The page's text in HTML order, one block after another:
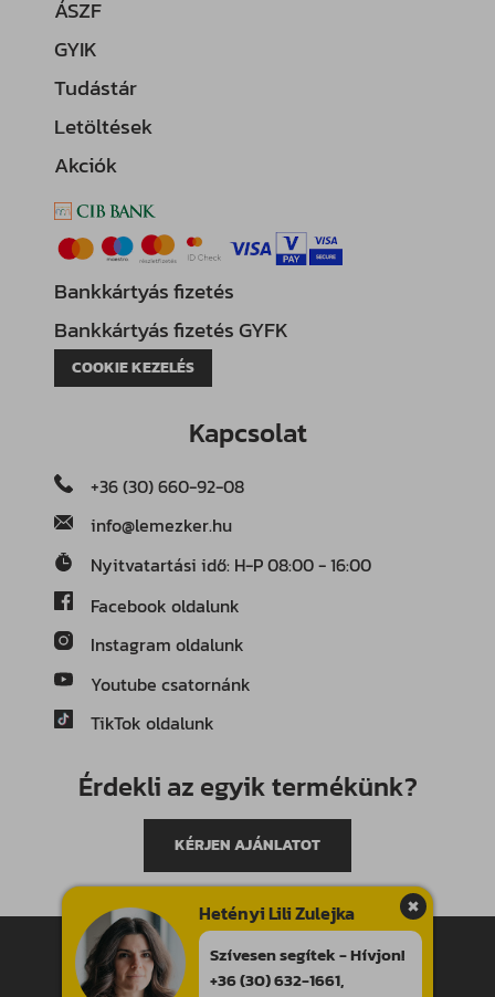
ÁSZF
GYIK
Tudástár
Letöltések
Akciók
Bankkártyás fizetés
Bankkártyás fizetés GYFK
COOKIE KEZELÉS
Kapcsolat
+36 (30) 660-92-08
info@lemezker.hu
Nyitvatartási idő: H-P 08:00 - 16:00
Facebook oldalunk
Instagram oldalunk
Youtube csatornánk
TikTok oldalunk
Érdekli az egyik termékünk?
KÉRJEN AJÁNLATOT
Minden jog fenntartva!
Általános szerződési feltételek
Hetényi Lili Zulejka
Szívesen segítek - Hívjon!
+36 (30) 632-1661,